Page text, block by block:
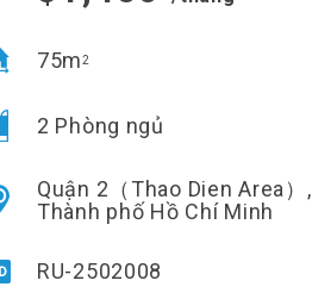
75m2
2 Phòng ngủ
Quận 2（Thao Dien Area）,
Thành phố Hồ Chí Minh
RU-2502008